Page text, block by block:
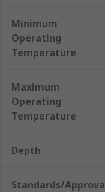
Minimum
Operating
Temperature
Maximum
Operating
Temperature
Depth
Standards/Approva